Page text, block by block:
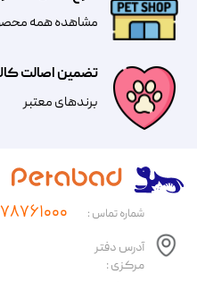
تضمین اصالت
​​برندهای معتبر​​​​​​​
مشاهده همه
آدرس دفتر
مرکزی :
شماره تماس : ۰۲۱-